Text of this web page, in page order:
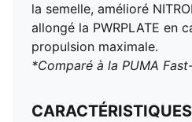
la semelle, amélioré
allongé la PWRPLATE en
propulsion maximale.
*Comparé à la PUMA